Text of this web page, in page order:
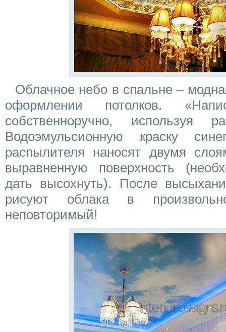
Облачное небо в спальне –
оформлении потолков.
собственноручно, используя
Водоэмульсионную краску
распылителя наносят двумя
выравненную поверхность
дать высохнуть). После
рисуют облака в
неповторимый!